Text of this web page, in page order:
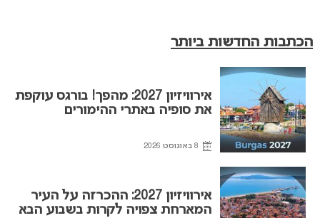
הכתבות החדשות ביותר
אירוויזיון 2027: מהפך! בורגס עוקפת
את סופיה באתרי ההימורים
8 באוגוסט 2026
אירוויזיון 2027: ההכרזה על העיר
המארחת צפויה לקרות בשבוע הבא